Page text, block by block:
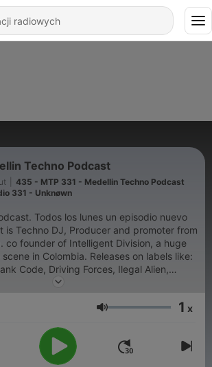
Techno Podcast
435 - MTP 331 - Medellin Techno Podcast
331 - Unknøwn
episodio nuevo
Releases on labels like:
Code, Driving Forces, Ilegal Alien,
Głośność 1 x